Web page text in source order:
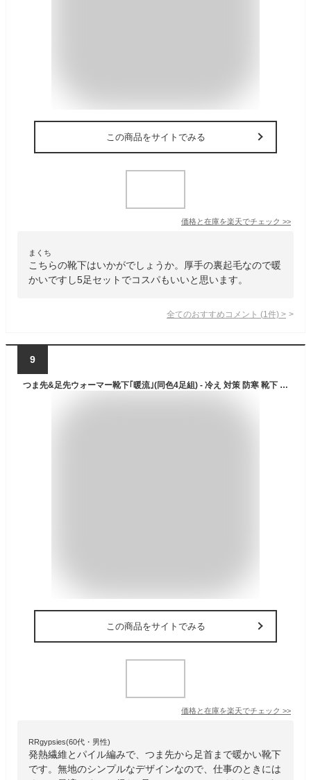
この商品をサイトでみる
価格と在庫を楽天でチェック >>
まくち
こちらの靴下はいかがでしょうか。厚手の裏起毛なので暖
かいですし5足セットでコスパもいいと思います。
全てのおすすめコメント (1 件) >
9
つま先&足先ウォーマー靴下｢暖流｣(同色4足組) - 冷え 対策 防寒 靴下 発熱繊維 暖か あったか 発熱 秋 冬 秋冬 日本製 無地 メンズ レディース 冬 クルーソックス ビジネス 学校 通学 通勤 靴した くつした ミディアム ソックス ブラック グレー M L
この商品をサイトでみる
価格と在庫を楽天でチェック >>
RRgypsies(60代・男性)
発熱繊維とパイル編みで、つま先から足首まで暖かい靴下
です。無地のシンプルなデザインなので、仕事のときには